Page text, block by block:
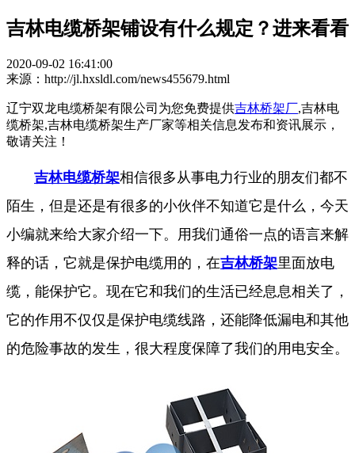
吉林电缆桥架铺设有什么规定？进来看看
2020-09-02 16:41:00
来源：http://jl.hxsldl.com/news455679.html
辽宁双龙电缆桥架有限公司为您免费提供吉林桥架厂,吉林电
缆桥架,吉林电缆桥架生产厂家等相关信息发布和资讯展示，
敬请关注！
吉林电缆桥架相信很多从事电力行业的朋友们都不
陌生，但是还是有很多的小伙伴不知道它是什么，今天
小编就来给大家介绍一下。用我们通俗一点的语言来解
释的话，它就是保护电缆用的，在吉林桥架里面放电
缆，能保护它。现在它和我们的生活已经息息相关了，
它的作用不仅仅是保护电缆线路，还能降低漏电和其他
的危险事故的发生，很大程度保障了我们的用电安全。